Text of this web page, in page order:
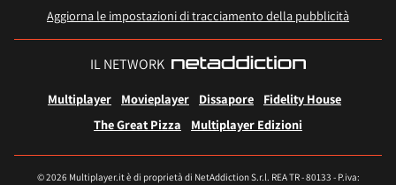
Aggiorna le impostazioni di tracciamento della pubblicità
IL NETWORK
Multiplayer Movieplayer Dissapore
Fidelity House
The Great Pizza
Multiplayer Edizioni
© 2026 Multiplayer.it è di proprietà di NetAddiction S.r.l. REA TR - 80133 - P.iva: